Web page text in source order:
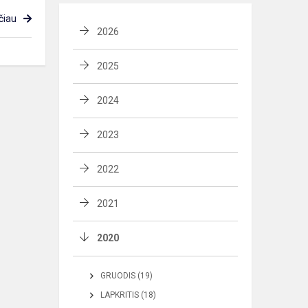
2026
2025
2024
2023
2022
2021
2020
GRUODIS (19)
LAPKRITIS (18)